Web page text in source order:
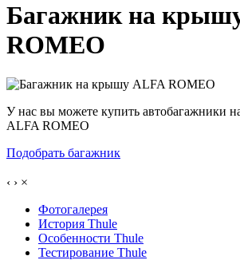
Багажник на
ROMEO
У нас вы можете купить автобагажники
ALFA ROMEO
Подобрать багажник
‹ › ×
Фотогалерея
История Thule
Особенности Thule
Тестирование Thule